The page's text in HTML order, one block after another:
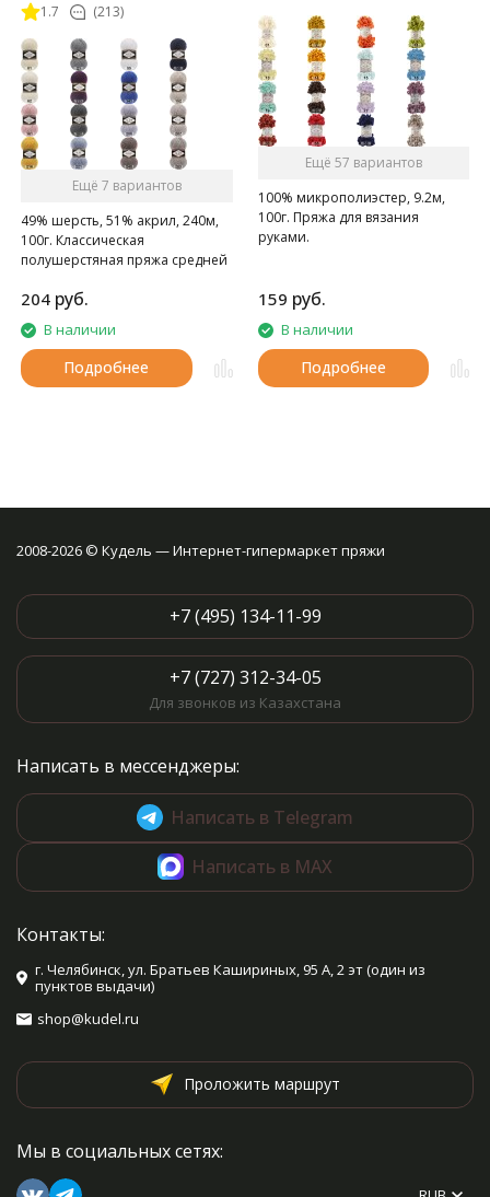
1.7 (213)
Ещё 7 вариантов
49% шерсть, 51% акрил, 240м,
100г. Классическая
полушерстяная пряжа средней
204 руб.
В наличии
Подробнее
Ещё 57 вариантов
100% микрополиэстер, 9.2м,
100г. Пряжа для вязания
руками.
159 руб.
В наличии
Подробнее
2008-2026 © Кудель — Интернет-гипермаркет пряжи
+7 (495) 134-11-99
+7 (727) 312-34-05
Для звонков из Казахстана
Написать в мессенджеры:
Написать в Telegram
Написать в MAX
Контакты:
г. Челябинск, ул. Братьев Кашириных, 95 А, 2 эт (один из
пунктов выдачи)
shop@kudel.ru
Проложить маршрут
Мы в социальных сетях: